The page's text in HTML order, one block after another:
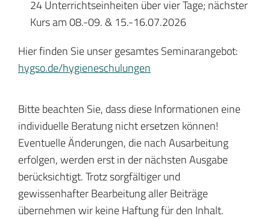
24 Unterrichtseinheiten über vier Tage; nächster
Kurs am 08.-09. & 15.-16.07.2026
Hier finden Sie unser gesamtes Seminarangebot:
hygso.de/hygieneschulungen
Bitte beachten Sie, dass diese Informationen eine
individuelle Beratung nicht ersetzen können!
Eventuelle Änderungen, die nach Ausarbeitung
erfolgen, werden erst in der nächsten Ausgabe
berücksichtigt. Trotz sorgfältiger und
gewissenhafter Bearbeitung aller Beiträge
übernehmen wir keine Haftung für den Inhalt.